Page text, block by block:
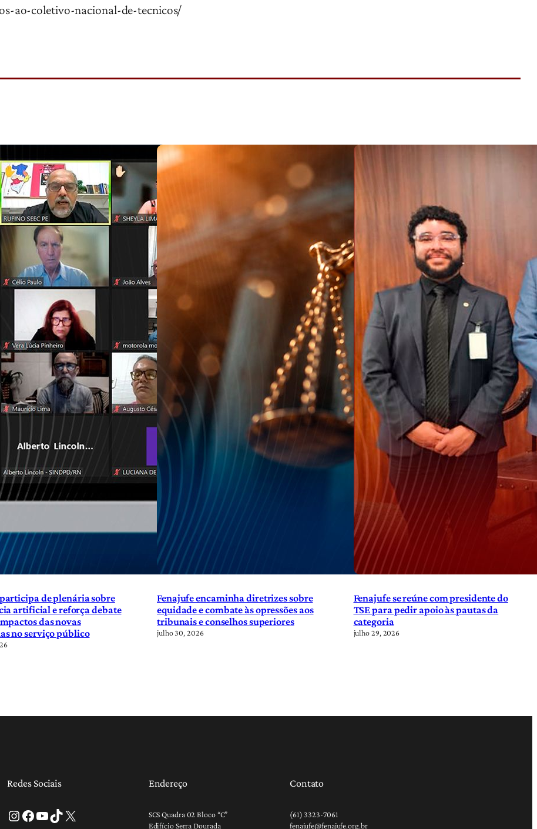
ao-coletivo-nacional-de-tecnicos/
de plenária sobre
artificial e reforça debate
das novas
no serviço público
Fenajufe encaminha diretrizes sobre
equidade e combate às opressões aos
tribunais e conselhos superiores
julho 30, 2026
Fenajufe se reúne com presidente do
TSE para pedir apoio às pautas da
categoria
julho 29, 2026
Redes Sociais
Instagram Facebook Youtube TikTok X
Endereço
SCS Quadra 02 Bloco “C”
Edifício Serra Dourada
Contato
(61) 3323-7061
fenajufe@fenajufe.org.br